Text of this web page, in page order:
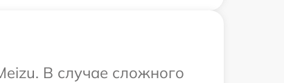
В случае сложного